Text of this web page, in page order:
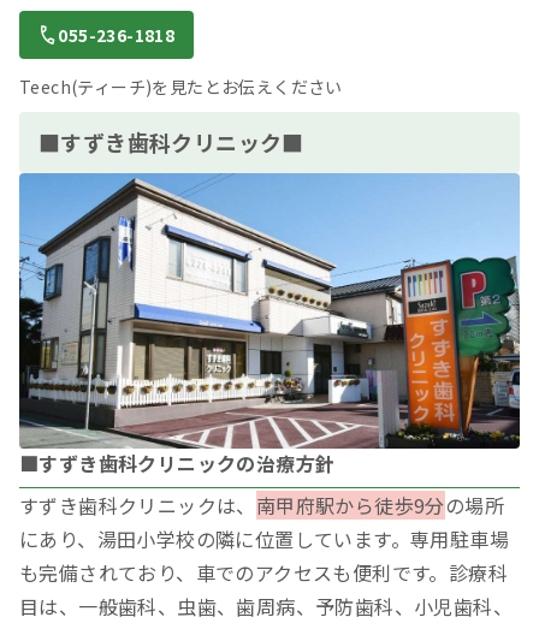
055-236-1818
Teech(ティーチ)を見たとお伝えください
■すずき歯科クリニック■
■すずき歯科クリニックの治療方針
すずき歯科クリニックは、 南甲府駅から徒歩9分の場所
にあり、湯田小学校の隣に位置しています。専用駐車場
も完備されており、車でのアクセスも便利です。診療科
目は、一般歯科、虫歯、歯周病、予防歯科、小児歯科、